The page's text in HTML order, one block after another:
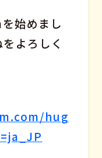
始めまし
よろしく
hug